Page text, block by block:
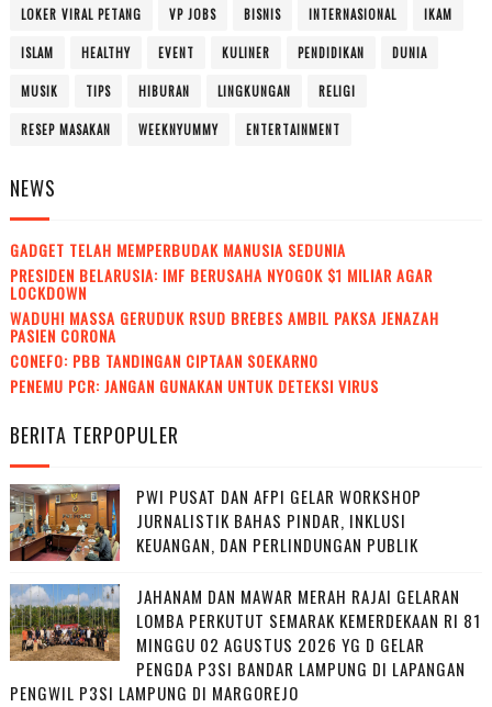
LOKER VIRAL PETANG VP JOBS BISNIS INTERNASIONAL IKAM
ISLAM HEALTHY EVENT KULINER PENDIDIKAN DUNIA
MUSIK TIPS HIBURAN LINGKUNGAN RELIGI
RESEP MASAKAN WEEKNYUMMY ENTERTAINMENT
NEWS
GADGET TELAH MEMPERBUDAK MANUSIA SEDUNIA
PRESIDEN BELARUSIA: IMF BERUSAHA NYOGOK $1 MILIAR AGAR
LOCKDOWN
WADUH! MASSA GERUDUK RSUD BREBES AMBIL PAKSA JENAZAH
PASIEN CORONA
CONEFO: PBB TANDINGAN CIPTAAN SOEKARNO
PENEMU PCR: JANGAN GUNAKAN UNTUK DETEKSI VIRUS
BERITA TERPOPULER
PWI PUSAT DAN AFPI GELAR WORKSHOP
JURNALISTIK BAHAS PINDAR, INKLUSI
KEUANGAN, DAN PERLINDUNGAN PUBLIK
JAHANAM DAN MAWAR MERAH RAJAI GELARAN
LOMBA PERKUTUT SEMARAK KEMERDEKAAN RI 81
MINGGU 02 AGUSTUS 2026 YG D GELAR
PENGDA P3SI BANDAR LAMPUNG DI LAPANGAN
PENGWIL P3SI LAMPUNG DI MARGOREJO